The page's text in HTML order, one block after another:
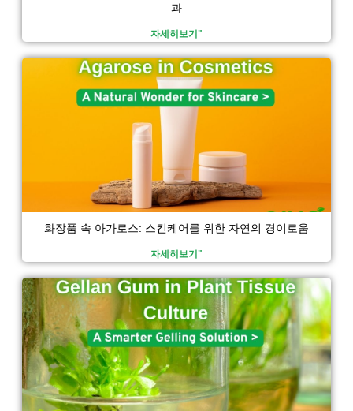
과
자세히보기"
화장품 속 아가로스: 스킨케어를 위한 자연의 경이로움
자세히보기"